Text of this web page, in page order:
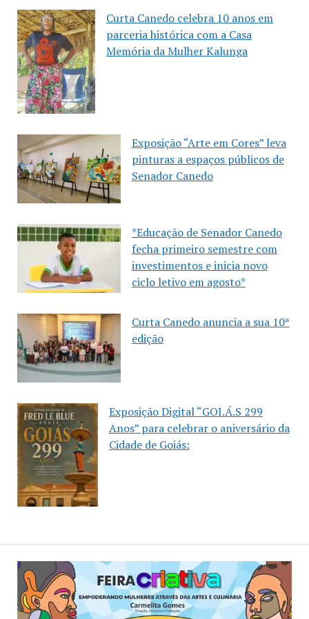
Curta Canedo celebra 10 anos em
parceria histórica com a Casa
Memória da Mulher Kalunga
Exposição “Arte em Cores” leva
pinturas a espaços públicos de
Senador Canedo
*Educação de Senador Canedo
fecha primeiro semestre com
investimentos e inicia novo
ciclo letivo em agosto*
Curta Canedo anuncia a sua 10ª
edição
Exposição Digital “GOI.Á.S 299
Anos” para celebrar o aniversário da
Cidade de Goiás: